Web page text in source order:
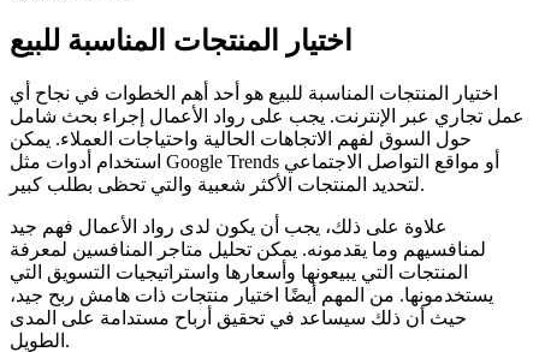
اختيار المنتجات المناسبة للبيع
اختيار المنتجات المناسبة للبيع هو أحد أهم الخطوات في نجاح أي
عمل تجاري عبر الإنترنت. يجب على رواد الأعمال إجراء بحث شامل
حول السوق لفهم الاتجاهات الحالية واحتياجات العملاء. يمكن
استخدام أدوات مثل Google Trends أو مواقع التواصل الاجتماعي
لتحديد المنتجات الأكثر شعبية والتي تحظى بطلب كبير.
علاوة على ذلك، يجب أن يكون لدى رواد الأعمال فهم جيد
لمنافسيهم وما يقدمونه. يمكن تحليل متاجر المنافسين لمعرفة
المنتجات التي يبيعونها وأسعارها واستراتيجيات التسويق التي
يستخدمونها. من المهم أيضًا اختيار منتجات ذات هامش ربح جيد،
حيث أن ذلك سيساعد في تحقيق أرباح مستدامة على المدى
الطويل.